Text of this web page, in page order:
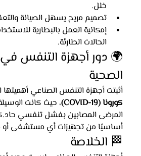
خلل.
تصميم مريح يسهل الصيانة
إمكانية العمل بالبطارية
الحالات الطارئة.
🌍 دور أجهزة التنفس في
الصحية
أثبتت أجهزة التنفس الصناعي
كورونا (COVID-19)
، حيث كانت
المرضى المصابين بفشل تنفسي
أساسيًا من تجهيزات أي مستشفى
🏁 الخلاصة